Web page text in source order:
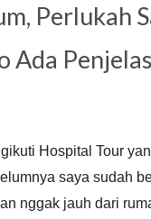
Perlukah
Ada
Hospital Tour
saya sudah
nggak jauh dari